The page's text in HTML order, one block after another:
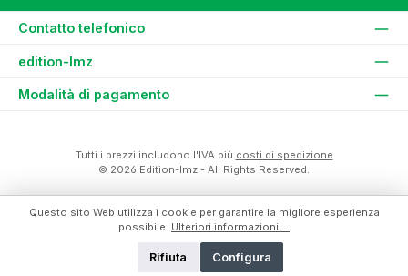
Contatto telefonico
edition-lmz
Modalità di pagamento
Tutti i prezzi includono l'IVA più costi di spedizione
© 2026 Edition-lmz - All Rights Reserved.
Questo sito Web utilizza i cookie per garantire la migliore esperienza
possibile. Ulteriori informazioni ...
Rifiuta Configura